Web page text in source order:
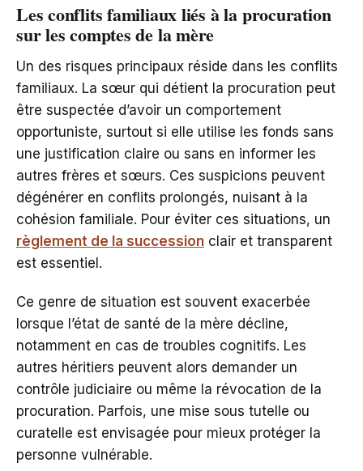
Les conflits familiaux liés à la procuration
sur les comptes de la mère
Un des risques principaux réside dans les conflits
familiaux. La sœur qui détient la procuration peut
être suspectée d’avoir un comportement
opportuniste, surtout si elle utilise les fonds sans
une justification claire ou sans en informer les
autres frères et sœurs. Ces suspicions peuvent
dégénérer en conflits prolongés, nuisant à la
cohésion familiale. Pour éviter ces situations, un
règlement de la succession clair et transparent
est essentiel.
Ce genre de situation est souvent exacerbée
lorsque l’état de santé de la mère décline,
notamment en cas de troubles cognitifs. Les
autres héritiers peuvent alors demander un
contrôle judiciaire ou même la révocation de la
procuration. Parfois, une mise sous tutelle ou
curatelle est envisagée pour mieux protéger la
personne vulnérable.